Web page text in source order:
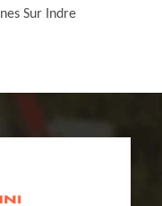
Sur Indre